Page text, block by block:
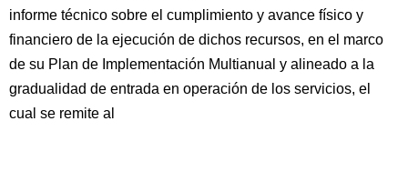
informe técnico sobre el cumplimiento y avance físico y
financiero de la ejecución de dichos recursos, en el marco
de su Plan de Implementación Multianual y alineado a la
gradualidad de entrada en operación de los servicios, el
cual se remite al